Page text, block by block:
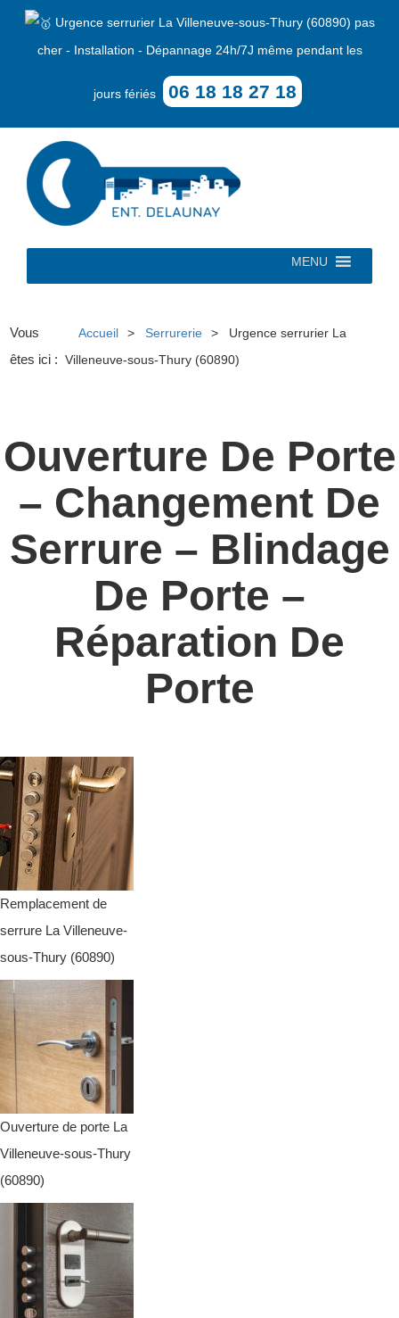
Urgence serrurier La Villeneuve-sous-Thury (60890) pas
cher - Installation - Dépannage 24h/7J même pendant les
jours fériés 06 18 18 27 18
MENU
Vous
êtes ici :
Accueil Serrurerie
Urgence serrurier La
Villeneuve-sous-Thury (60890)
Ouverture De Porte
– Changement De
Serrure – Blindage
De Porte –
Réparation De
Porte
Remplacement de
serrure La Villeneuve-
sous-Thury (60890)
Ouverture de porte La
Villeneuve-sous-Thury
(60890)